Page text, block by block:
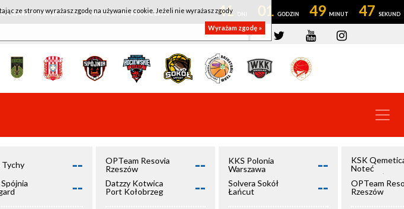
- KSK QEMETICA NOTEĆ INOWROCŁAW 41 01 49 47
Tychy --
--
OPTeam Resovia
Rzeszów
--
Datzzy Kotwica
Port Kołobrzeg
--
KKS Polonia
Warszawa
--
Solvera Sokół
Łańcut
--
KSK
Noteć
Inowrocław
OPTeam
Rzeszów
ze strony wyrażasz zgodę na używanie cookie. Jeżeli nie wyrażasz zgody
Wyrażam zgodę »